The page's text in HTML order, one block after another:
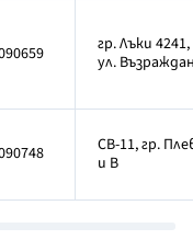
гр. Лъки
ул.
СВ-11, гр.
и В